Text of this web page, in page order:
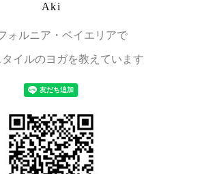
Aki
ォルニア・ベイエリアで
イルのヨガを教えています